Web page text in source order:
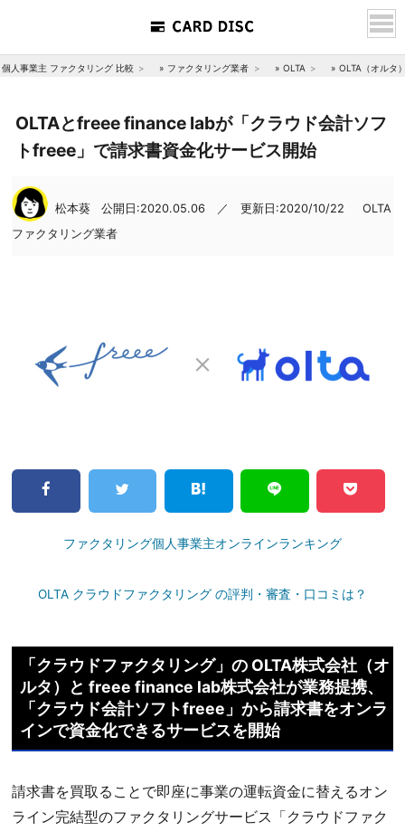
個人事業主 ファクタリング 比較 » ファクタリング業者 » OLTA » OLTA（オルタ
OLTAとfreee finance labが「クラウド会計ソフ
トfreee」で請求書資金化サービス開始
松本葵 公開日:2020.05.06 ／ 更新日:2020/10/22
OLTA
ファクタリング業者
ファクタリング個人事業主オンラインランキング
OLTA クラウドファクタリング の評判・審査・口コミは？
「クラウドファクタリング」の OLTA株式会社（オ
ルタ）と freee finance lab株式会社が業務提携、
「クラウド会計ソフトfreee」から請求書をオンラ
インで資金化できるサービスを開始
請求書を買取ることで即座に事業の運転資金に替えるオン
ライン完結型のファクタリングサービス「クラウドファク